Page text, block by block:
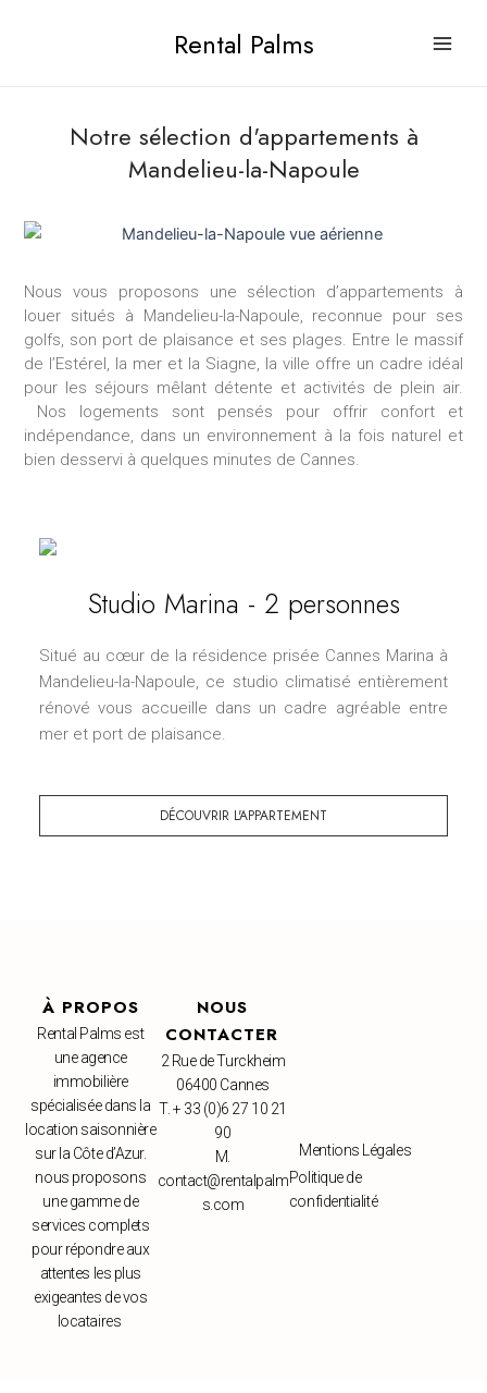
Rental Palms
Notre sélection d'appartements à
Mandelieu-la-Napoule
Nous vous proposons une sélection d’appartements à
louer situés à Mandelieu-la-Napoule, reconnue pour ses
golfs, son port de plaisance et ses plages. Entre le massif
de l’Estérel, la mer et la Siagne, la ville offre un cadre idéal
pour les séjours mêlant détente et activités de plein air.
Nos logements sont pensés pour offrir confort et
indépendance, dans un environnement à la fois naturel et
bien desservi à quelques minutes de Cannes.
Studio Marina - 2 personnes
Situé au cœur de la résidence prisée Cannes Marina à
Mandelieu-la-Napoule, ce studio climatisé entièrement
rénové vous accueille dans un cadre agréable entre
mer et port de plaisance.
DÉCOUVRIR L'APPARTEMENT
À PROPOS
Rental Palms est
une agence
immobilière
spécialisée dans la
location saisonnière
sur la Côte d’Azur.
nous proposons
une gamme de
services complets
pour répondre aux
attentes les plus
exigeantes de vos
locataires
NOUS
CONTACTER
2 Rue de Turckheim
06400 Cannes
T. + 33 (0)6 27 10 21
90
M.
contact@rentalpalm
s.com
Mentions Légales
Politique de
confidentialité